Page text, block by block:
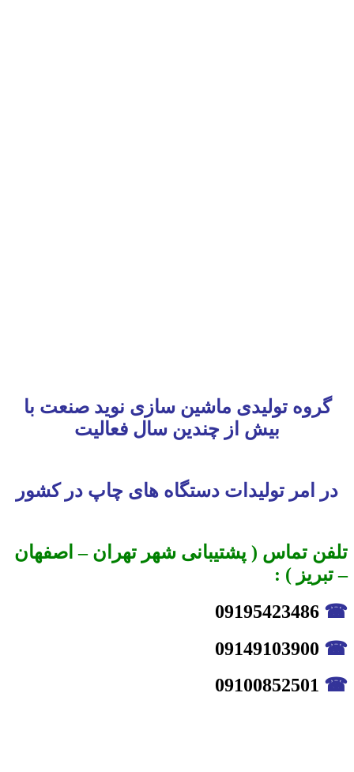
گروه تولیدی ماشین سازی نوید صنعت با
بیش از چندین سال فعالیت
در امر تولیدات دستگاه های چاپ در کشور
تلفن تماس ( پشتیبانی شهر تهران – اصفهان
– تبریز ) :
☎
☎
☎